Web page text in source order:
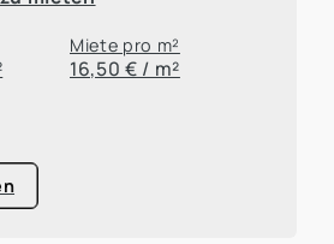
Miete pro m²
16,50 € / m²